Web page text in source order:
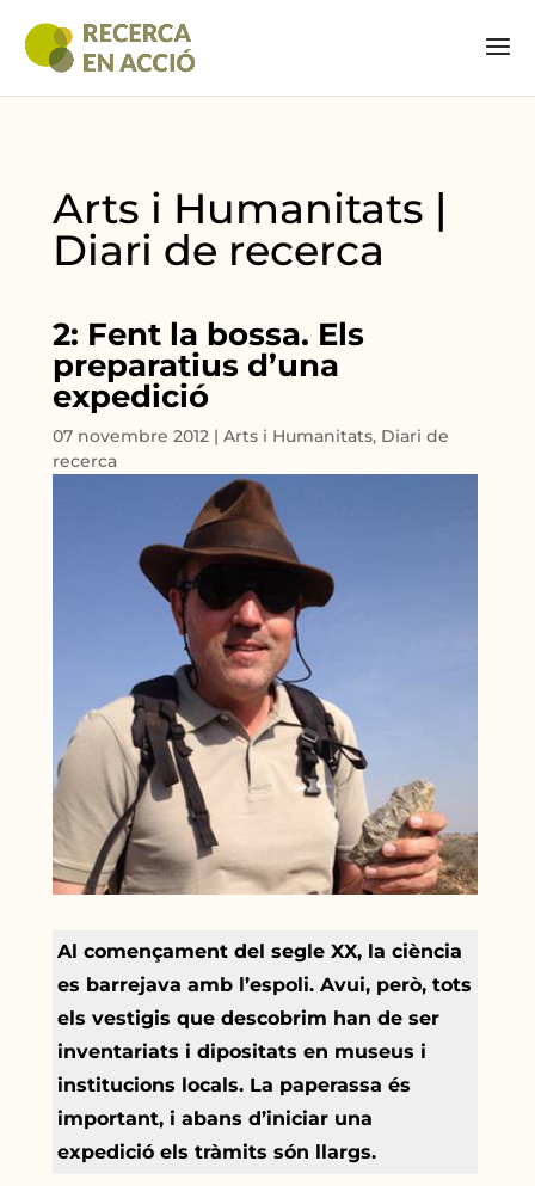
Arts i Humanitats |
Diari de recerca
2: Fent la bossa. Els
preparatius d’una
expedició
07 novembre 2012 |Arts i Humanitats, Diari de
recerca
Al començament del segle XX, la ciència
es barrejava amb l’espoli. Avui, però, tots
els vestigis que descobrim han de ser
inventariats i dipositats en museus i
institucions locals. La paperassa és
important, i abans d’iniciar una
expedició els tràmits són llargs.